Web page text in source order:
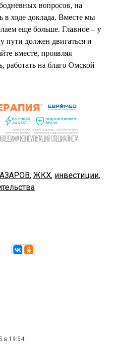
вопросов, на
в ходе доклада. Вместе мы
еще больше. Главное – у
пути должен двигаться и
вместе, проявляя
работать на благо Омской
, ЖКХ, инвестиции,
в 19:54: